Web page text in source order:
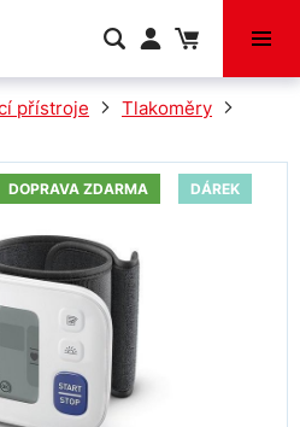
přístroje
Tlakoměry
DOPRAVA ZDARMA DÁREK